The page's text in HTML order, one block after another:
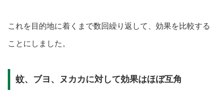
これを目的地に着くまで数回繰り返して、効果を比較する
ことにしました。
蚊、ブヨ、ヌカカに対して効果はほぼ互角